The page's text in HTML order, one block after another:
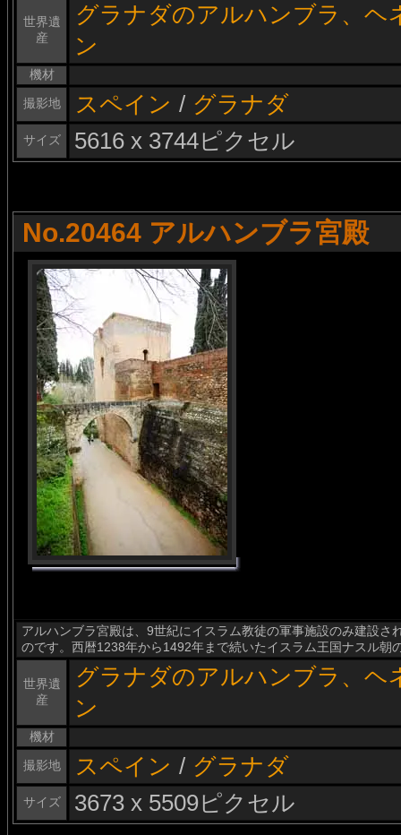
世界遺
産
グラナダのアルハンブラ、ヘ
ン
機材
撮影地
スペイン / グラナダ
サイズ 5616 x 3744ピクセル
No.20464 アルハンブラ宮殿
アルハンブラ宮殿は、9世紀にイスラム教徒の軍事施設のみ建設
のです。西暦1238年から1492年まで続いたイスラム王国ナスル朝
世界遺
産
グラナダのアルハンブラ、ヘ
ン
機材
撮影地
スペイン / グラナダ
サイズ 3673 x 5509ピクセル